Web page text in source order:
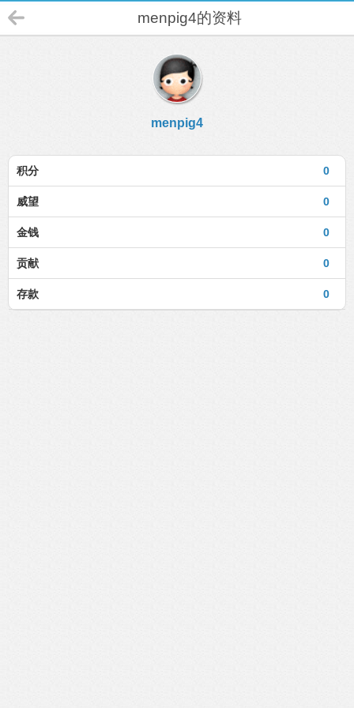
menpig4的资料
menpig4
0
积分
0
威望
0
金钱
0
贡献
0
存款